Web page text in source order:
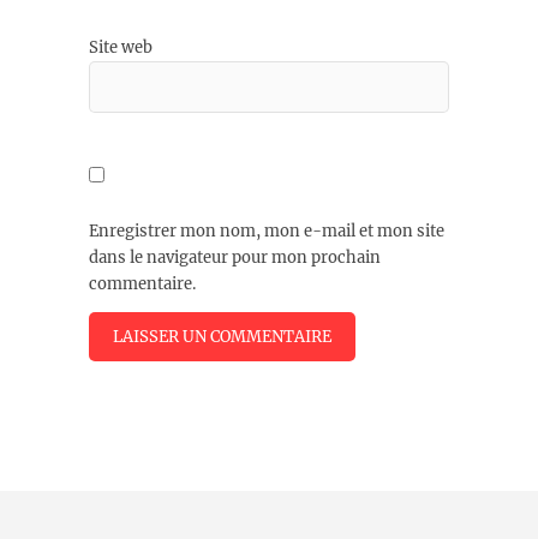
Site web
Enregistrer mon nom, mon e-mail et mon site
dans le navigateur pour mon prochain
commentaire.